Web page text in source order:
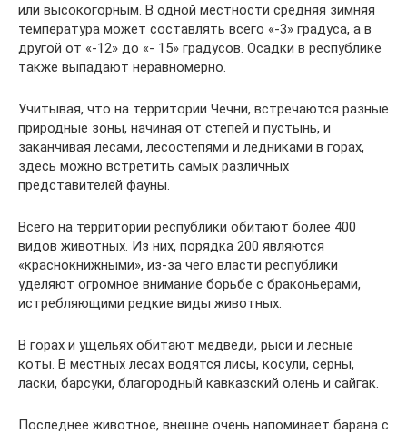
или высокогорным. В одной местности средняя зимняя
температура может составлять всего «-3» градуса, а в
другой от «-12» до «- 15» градусов. Осадки в республике
также выпадают неравномерно.
Учитывая, что на территории Чечни, встречаются разные
природные зоны, начиная от степей и пустынь, и
заканчивая лесами, лесостепями и ледниками в горах,
здесь можно встретить самых различных
представителей фауны.
Всего на территории республики обитают более 400
видов животных. Из них, порядка 200 являются
«краснокнижными», из-за чего власти республики
уделяют огромное внимание борьбе с браконьерами,
истребляющими редкие виды животных.
В горах и ущельях обитают медведи, рыси и лесные
коты. В местных лесах водятся лисы, косули, серны,
ласки, барсуки, благородный кавказский олень и сайгак.
Последнее животное, внешне очень напоминает барана с